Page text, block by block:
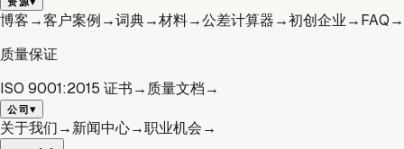
博客→客户案例→词典→材料→公差计算器→初创企业→FAQ→
质量保证
ISO 9001:2015 证书→ 质量文档→
公司▾
关于我们→新闻中心→职业机会→